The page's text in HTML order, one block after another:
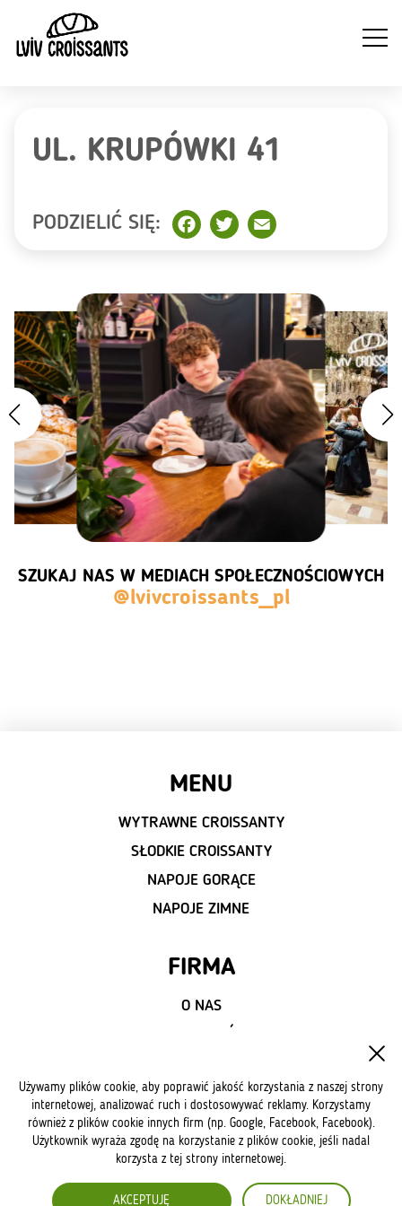
UL. KRUPÓWKI 41
PODZIELIĆ SIĘ: FacebookTwitterEmail
SZUKAJ NAS W MEDIACH SPOŁECZNOŚCIOWYCH
@lvivcroissants_pl
Używamy plików cookie, aby poprawić jakość korzystania z naszej strony
internetowej, analizować ruch i dostosowywać reklamy. Korzystamy
również z plików cookie innych firm (np. Google, Facebook, Facebook).
Użytkownik wyraża zgodę na korzystanie z plików cookie, jeśli nadal
korzysta z tej strony internetowej.
AKCEPTUJĘ DOKŁADNIEJ
MENU
WYTRAWNE CROISSANTY
SŁODKIE CROISSANTY
NAPOJE GORĄCE
NAPOJE ZIMNE
FIRMA
O NAS
REGULAMIN WEWNĘTRZNY DOT. RODO
FRANCZYZA
WYBIERZ NASZĄ FRANCZYZĘ